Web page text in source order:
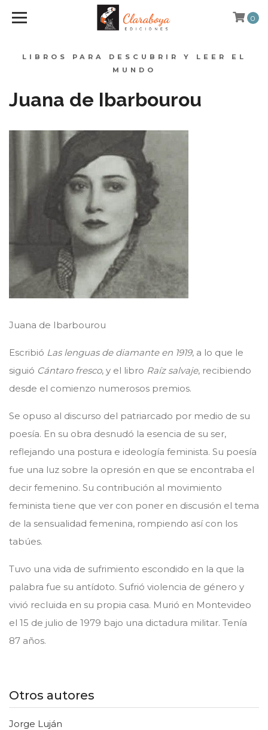
LIBROS PARA DESCUBRIR Y LEER EL
MUNDO
0
Juana de Ibarbourou
Juana de Ibarbourou
Escribió Las lenguas de diamante en 1919, a lo que le
siguió Cántaro fresco, y el libro Raíz salvaje, recibiendo
desde el comienzo numerosos premios.
Se opuso al discurso del patriarcado por medio de su
poesía. En su obra desnudó la esencia de su ser,
reflejando una postura e ideología feminista. Su poesía
fue una luz sobre la opresión en que se encontraba el
decir femenino. Su contribución al movimiento
feminista tiene que ver con poner en discusión el tema
de la sensualidad femenina, rompiendo así con los
tabúes.
Tuvo una vida de sufrimiento escondido en la que la
palabra fue su antídoto. Sufrió violencia de género y
vivió recluida en su propia casa. Murió en Montevideo
el 15 de julio de 1979 bajo una dictadura militar. Tenía
87 años.
Otros autores
Jorge Luján